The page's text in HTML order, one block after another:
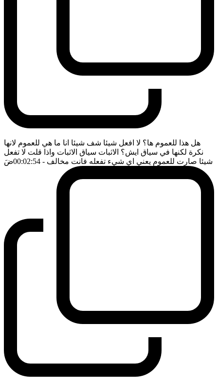
هل هذا للعموم ها؟ لا افعل شيئا شف شيئا انا ما هي للعموم لانها
نكرة لكنها في سياق ايش؟ الاثبات سياق الاثبات واذا قلت لا تفعل
شيئا صارت للعموم يعني اي شيء تفعله فانت مخالف - 00:02:54 ضَ